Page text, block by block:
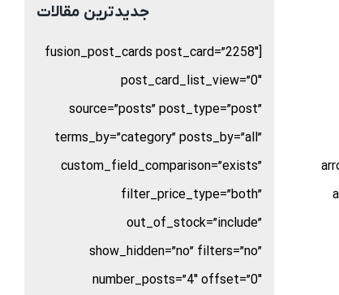
جدیدترین مقالات
[fusion_post_cards post_card=”2258″
post_card_list_view=”0″
source=”posts” post_type=”post”
terms_by=”category” posts_by=”all”
custom_field_comparison=”exists”
filter_price_type=”both”
out_of_stock=”include”
show_hidden=”no” filters=”no”
number_posts=”4″ offset=”0″